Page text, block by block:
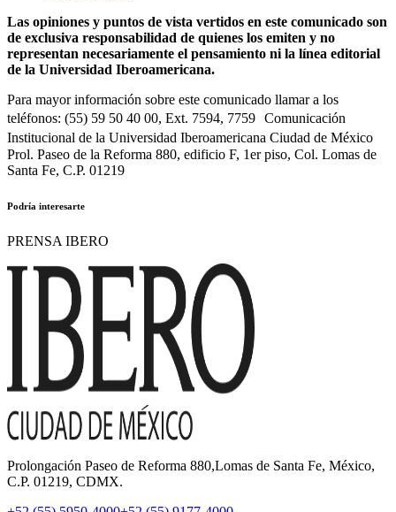
Las opiniones y puntos de vista vertidos en este comunicado son
de exclusiva responsabilidad de quienes los emiten y no
representan necesariamente el pensamiento ni la línea editorial
de la Universidad Iberoamericana.
Para mayor información sobre este comunicado llamar a los
teléfonos: (55) 59 50 40 00, Ext. 7594, 7759 Comunicación
Institucional de la Universidad Iberoamericana Ciudad de México
Prol. Paseo de la Reforma 880, edificio F, 1er piso, Col. Lomas de
Santa Fe, C.P. 01219
Podría interesarte
PRENSA IBERO
Prolongación Paseo de Reforma 880,Lomas de Santa Fe, México,
C.P. 01219, CDMX.